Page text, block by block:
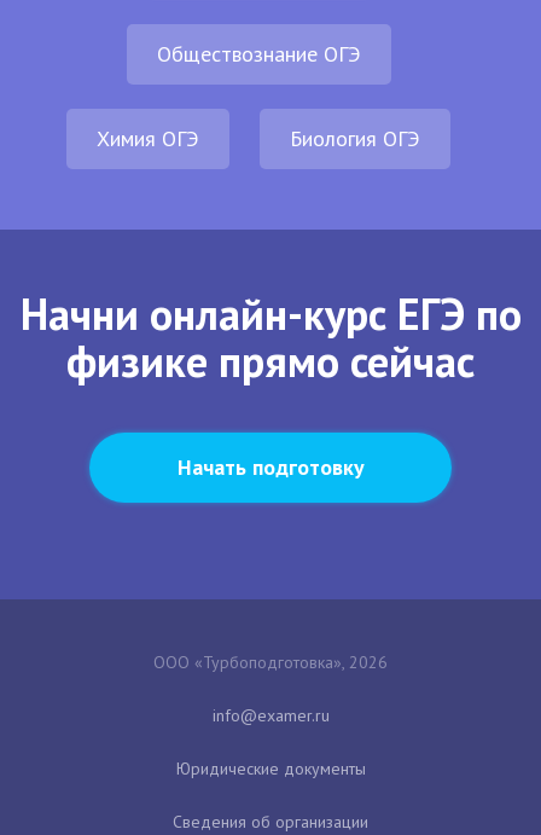
Обществознание ОГЭ
Химия ОГЭ Биология ОГЭ
Начни онлайн-курс ЕГЭ по
физике прямо сейчас
Начать подготовку
ООО «Турбоподготовка», 2026
Юридические документы
Сведения об организации